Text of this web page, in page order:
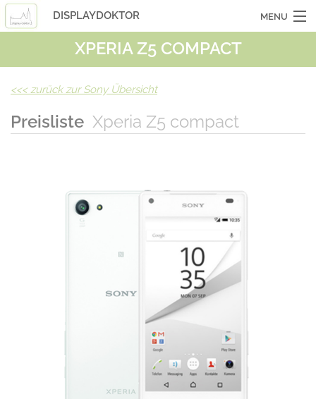
DISPLAYDOKTOR MENU
OCASSIONSGERÄTEXPERIA Z5 COMPACT
<<<zurück zur Sony Übersicht
Preisliste Xperia Z5 compact